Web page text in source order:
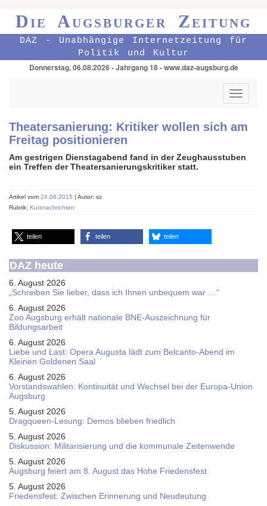
Die Augsburger Zeitung
DAZ - Unabhängige Internetzeitung für
Politik und Kultur
Donnerstag, 06.08.2026 - Jahrgang 18 - www.daz-augsburg.de
Toggle
Theatersanierung: Kritiker wollen sich am
Freitag positionieren
Am gestrigen Dienstagabend fand in der Zeughausstuben
ein Treffen der Theatersanierungskritiker statt.
Artikel vom 24.06.2015 | Autor: sz
Rubrik: Kurznachrichten
teilen teilen teilen
DAZ heute
6. August 2026
„Schreiben Sie lieber, dass ich Ihnen unbequem war …“
6. August 2026
Zoo Augsburg erhält nationale BNE-Auszeichnung für
Bildungsarbeit
6. August 2026
Liebe und Last: Opera Augusta lädt zum Belcanto-Abend im
Kleinen Goldenen Saal
6. August 2026
Vorstandswahlen: Kontinuität und Wechsel bei der Europa-Union
Augsburg
5. August 2026
Dragqueen-Lesung: Demos blieben friedlich
5. August 2026
Diskussion: Mi­li­ta­ri­sie­rung und die kommunale Zeitenwende
5. August 2026
Augsburg feiert am 8. August das Hohe Friedensfest
5. August 2026
Friedensfest: Zwischen Erinnerung und Neudeutung